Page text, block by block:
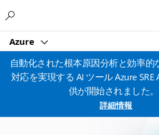
Azure
自動化された根本原因分析と効率的
対応を実現する AI ツール Azure SRE
供が開始されました。
詳細情報